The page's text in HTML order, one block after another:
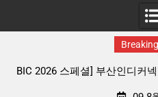
리듬
판타지 케이팝 애니메이션